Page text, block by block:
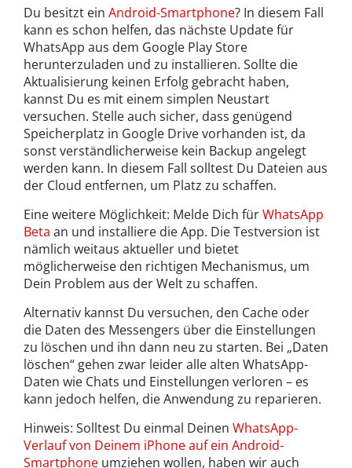
Du besitzt ein Android-Smartphone? In diesem Fall
kann es schon helfen, das nächste Update für
WhatsApp aus dem Google Play Store
herunterzuladen und zu installieren. Sollte die
Aktualisierung keinen Erfolg gebracht haben,
kannst Du es mit einem simplen Neustart
versuchen. Stelle auch sicher, dass genügend
Speicherplatz in Google Drive vorhanden ist, da
sonst verständlicherweise kein Backup angelegt
werden kann. In diesem Fall solltest Du Dateien aus
der Cloud entfernen, um Platz zu schaffen.
Eine weitere Möglichkeit: Melde Dich fürWhatsApp
Beta an und installiere die App. Die Testversion ist
nämlich weitaus aktueller und bietet
möglicherweise den richtigen Mechanismus, um
Dein Problem aus der Welt zu schaffen.
Alternativ kannst Du versuchen, den Cache oder
die Daten des Messengers über die Einstellungen
zu löschen und ihn dann neu zu starten. Bei „Daten
löschen“ gehen zwar leider alle alten WhatsApp-
Daten wie Chats und Einstellungen verloren – es
kann jedoch helfen, die Anwendung zu reparieren.
Hinweis: Solltest Du einmal Deinen WhatsApp-
Verlauf von Deinem iPhone auf ein Android-
Smartphone umziehen wollen, haben wir auch